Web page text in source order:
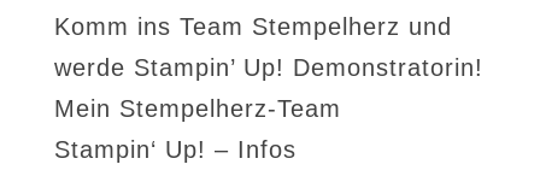
Komm ins Team Stempelherz und
werde Stampin’ Up! Demonstratorin!
Mein Stempelherz-Team
Stampin‘ Up! – Infos